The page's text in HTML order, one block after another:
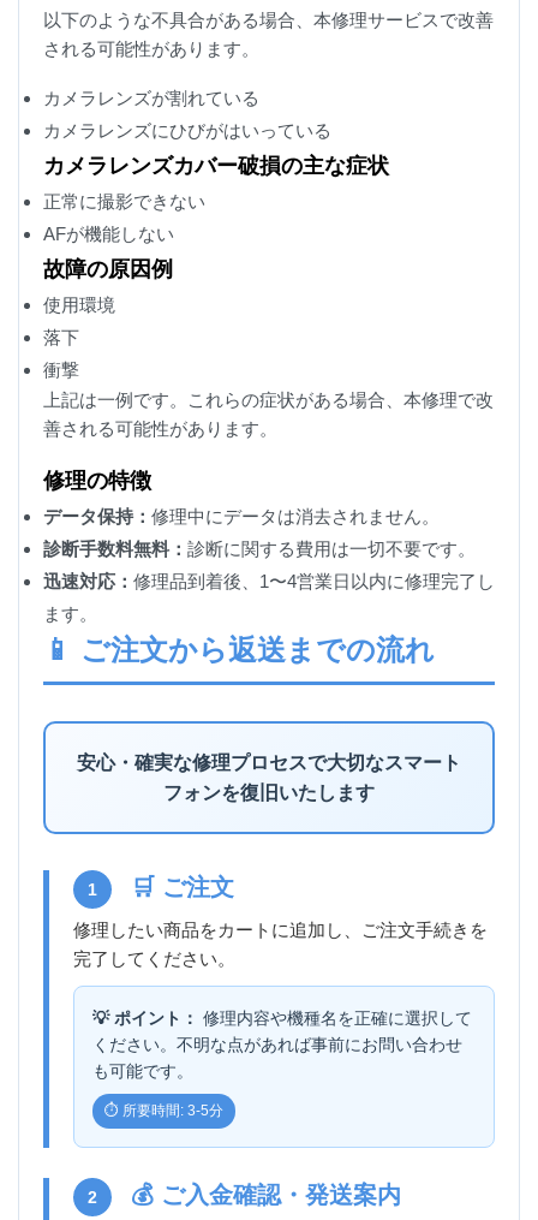
以下のような不具合がある場合、本修理サービスで改善
される可能性があります。
カメラレンズが割れている
カメラレンズにひびがはいっている
カメラレンズカバー破損の主な症状
正常に撮影できない
AFが機能しない
故障の原因例
使用環境
落下
衝撃
上記は一例です。これらの症状がある場合、本修理で改
善される可能性があります。
修理の特徴
データ保持： 修理中にデータは消去されません。
診断手数料無料： 診断に関する費用は一切不要です。
迅速対応： 修理品到着後、1〜4営業日以内に修理完了し
ます。
📱 ご注文から返送までの流れ
安心・確実な修理プロセスで大切なスマート
フォンを復旧いたします
1 🛒 ご注文
修理したい商品をカートに追加し、ご注文手続きを
完了してください。
💡 ポイント： 修理内容や機種名を正確に選択して
ください。不明な点があれば事前にお問い合わせ
も可能です。
⏱️ 所要時間: 3-5分
2 💰 ご入金確認・発送案内